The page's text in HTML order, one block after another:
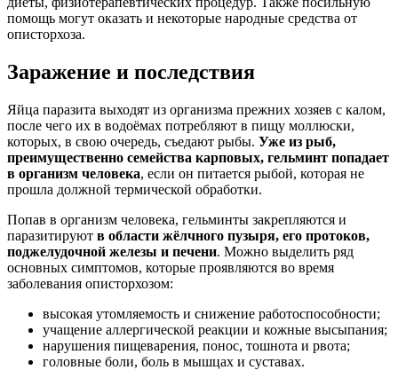
помощь могут оказать и некоторые народные средства от
описторхоза.
Заражение и последствия
Яйца паразита выходят из организма прежних хозяев с калом,
после чего их в водоёмах потребляют в пищу моллюски,
которых, в свою очередь, съедают рыбы. Уже из рыб,
преимущественно семейства карповых, гельминт попадает
в организм человека, если он питается рыбой, которая не
прошла должной термической обработки.
Попав в организм человека, гельминты закрепляются и
паразитируют в области жёлчного пузыря, его протоков,
поджелудочной железы и печени. Можно выделить ряд
основных симптомов, которые проявляются во время
заболевания описторхозом:
высокая утомляемость и снижение работоспособности;
учащение аллергической реакции и кожные высыпания;
нарушения пищеварения, понос, тошнота и рвота;
головные боли, боль в мышцах и суставах.